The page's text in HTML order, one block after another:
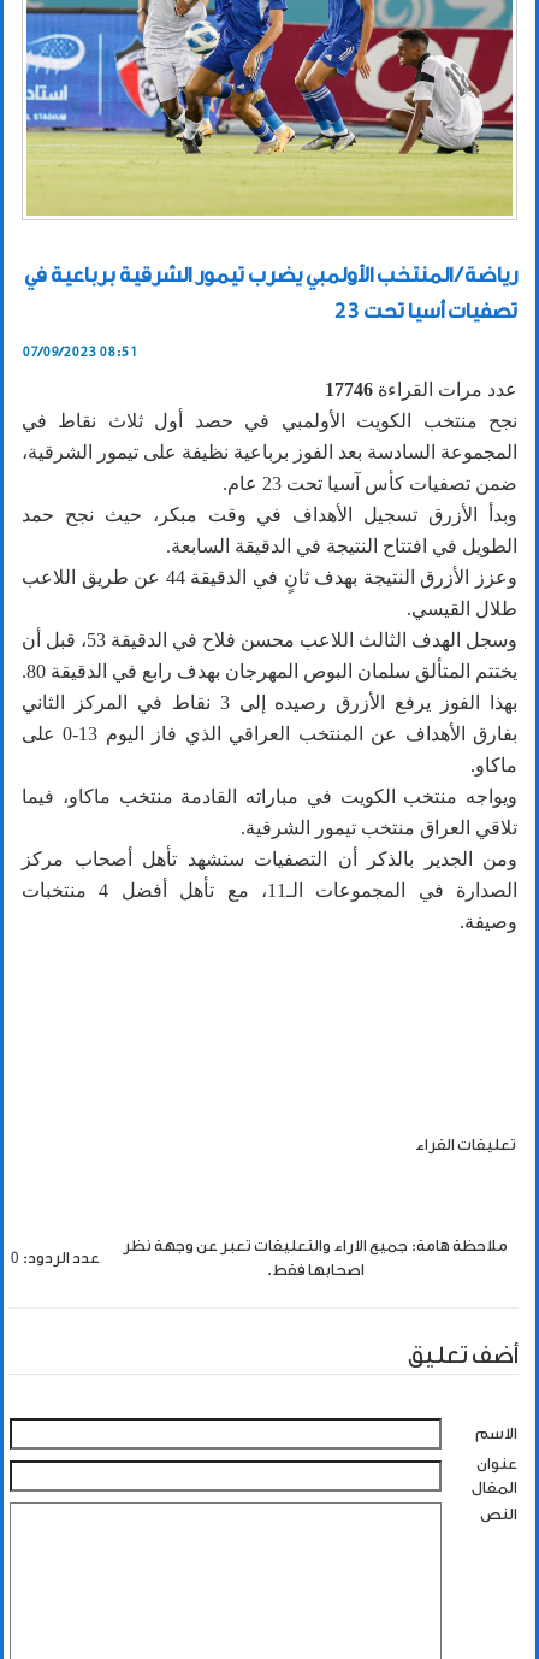
رياضة / المنتخب الأولمبي يضرب تيمور الشرقية برباعية في
تصفيات أسيا تحت 23
07/09/2023 08:51
عدد مرات القراءة 17746
نجح منتخب الكويت الأولمبي في حصد أول ثلاث نقاط في
المجموعة السادسة بعد الفوز برباعية نظيفة على تيمور الشرقية،
ضمن تصفيات كأس آسيا تحت 23 عام.
وبدأ الأزرق تسجيل الأهداف في وقت مبكر، حيث نجح حمد
الطويل في افتتاح النتيجة في الدقيقة السابعة.
وعزز الأزرق النتيجة بهدف ثانٍ في الدقيقة 44 عن طريق اللاعب
طلال القيسي.
وسجل الهدف الثالث اللاعب محسن فلاح في الدقيقة 53، قبل أن
يختتم المتألق سلمان البوص المهرجان بهدف رابع في الدقيقة 80.
بهذا الفوز يرفع الأزرق رصيده إلى 3 نقاط في المركز الثاني
بفارق الأهداف عن المنتخب العراقي الذي فاز اليوم 13-0 على
ماكاو.
ويواجه منتخب الكويت في مباراته القادمة منتخب ماكاو، فيما
تلاقي العراق منتخب تيمور الشرقية.
ومن الجدير بالذكر أن التصفيات ستشهد تأهل أصحاب مركز
الصدارة في المجموعات الـ11، مع تأهل أفضل 4 منتخبات
وصيفة.
تعليقات القراء
ملاحظة هامة: جميع الاراء والتعليقات تعبر عن وجهة نظر
اصحابها فقط.
عدد الردود: 0
أضف تعليق
الاسم
عنوان
المقال
النص